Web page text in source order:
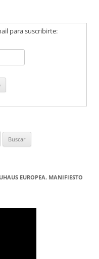
para suscribirte:
EUROPEA. MANIFIESTO